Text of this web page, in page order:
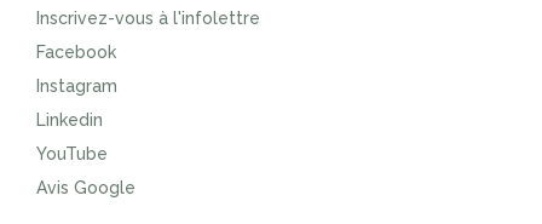
Inscrivez-vous à l'infolettre
Facebook
Instagram
Linkedin
YouTube
Avis Google